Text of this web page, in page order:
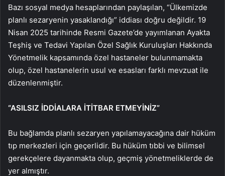
Bazı sosyal medya hesaplarından paylaşılan, “Ülkemizde
planlı sezaryenin yasaklandığı” iddiası doğru değildir. 19
Nisan 2025 tarihinde Resmi Gazete’de yayımlanan Ayakta
Teşhiş ve Tedavi Yapılan Özel Sağlık Kuruluşları Hakkında
Yönetmelik kapsamında özel hastaneler bulunmamakta
olup, özel hastanelerin usul ve esasları farklı mevzuat ile
düzenlenmiştir.
“ASILSIZ İDDİALARA İTİTBAR ETMEYİNİZ”
Bu bağlamda planlı sezaryen yapılamayacağına dair hüküm
tıp merkezleri için geçerlidir. Bu hüküm tıbbi ve bilimsel
gerekçelere dayanmakta olup, geçmiş yönetmeliklerde de
yer almıştır.